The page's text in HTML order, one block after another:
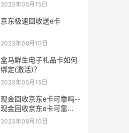
2023年05月15日
京东极速回收送e卡
2023年08月10日
盒马鲜生电子礼品卡如何
绑定(激活)？
2023年05月15日
现金回收京东e卡可靠吗--
现金回收京东e卡可靠
吗？——解析京东e卡现
2023年08月10日